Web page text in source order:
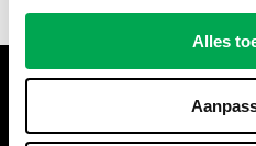
Alles
Hulp nodig bij
Bel035-6013861